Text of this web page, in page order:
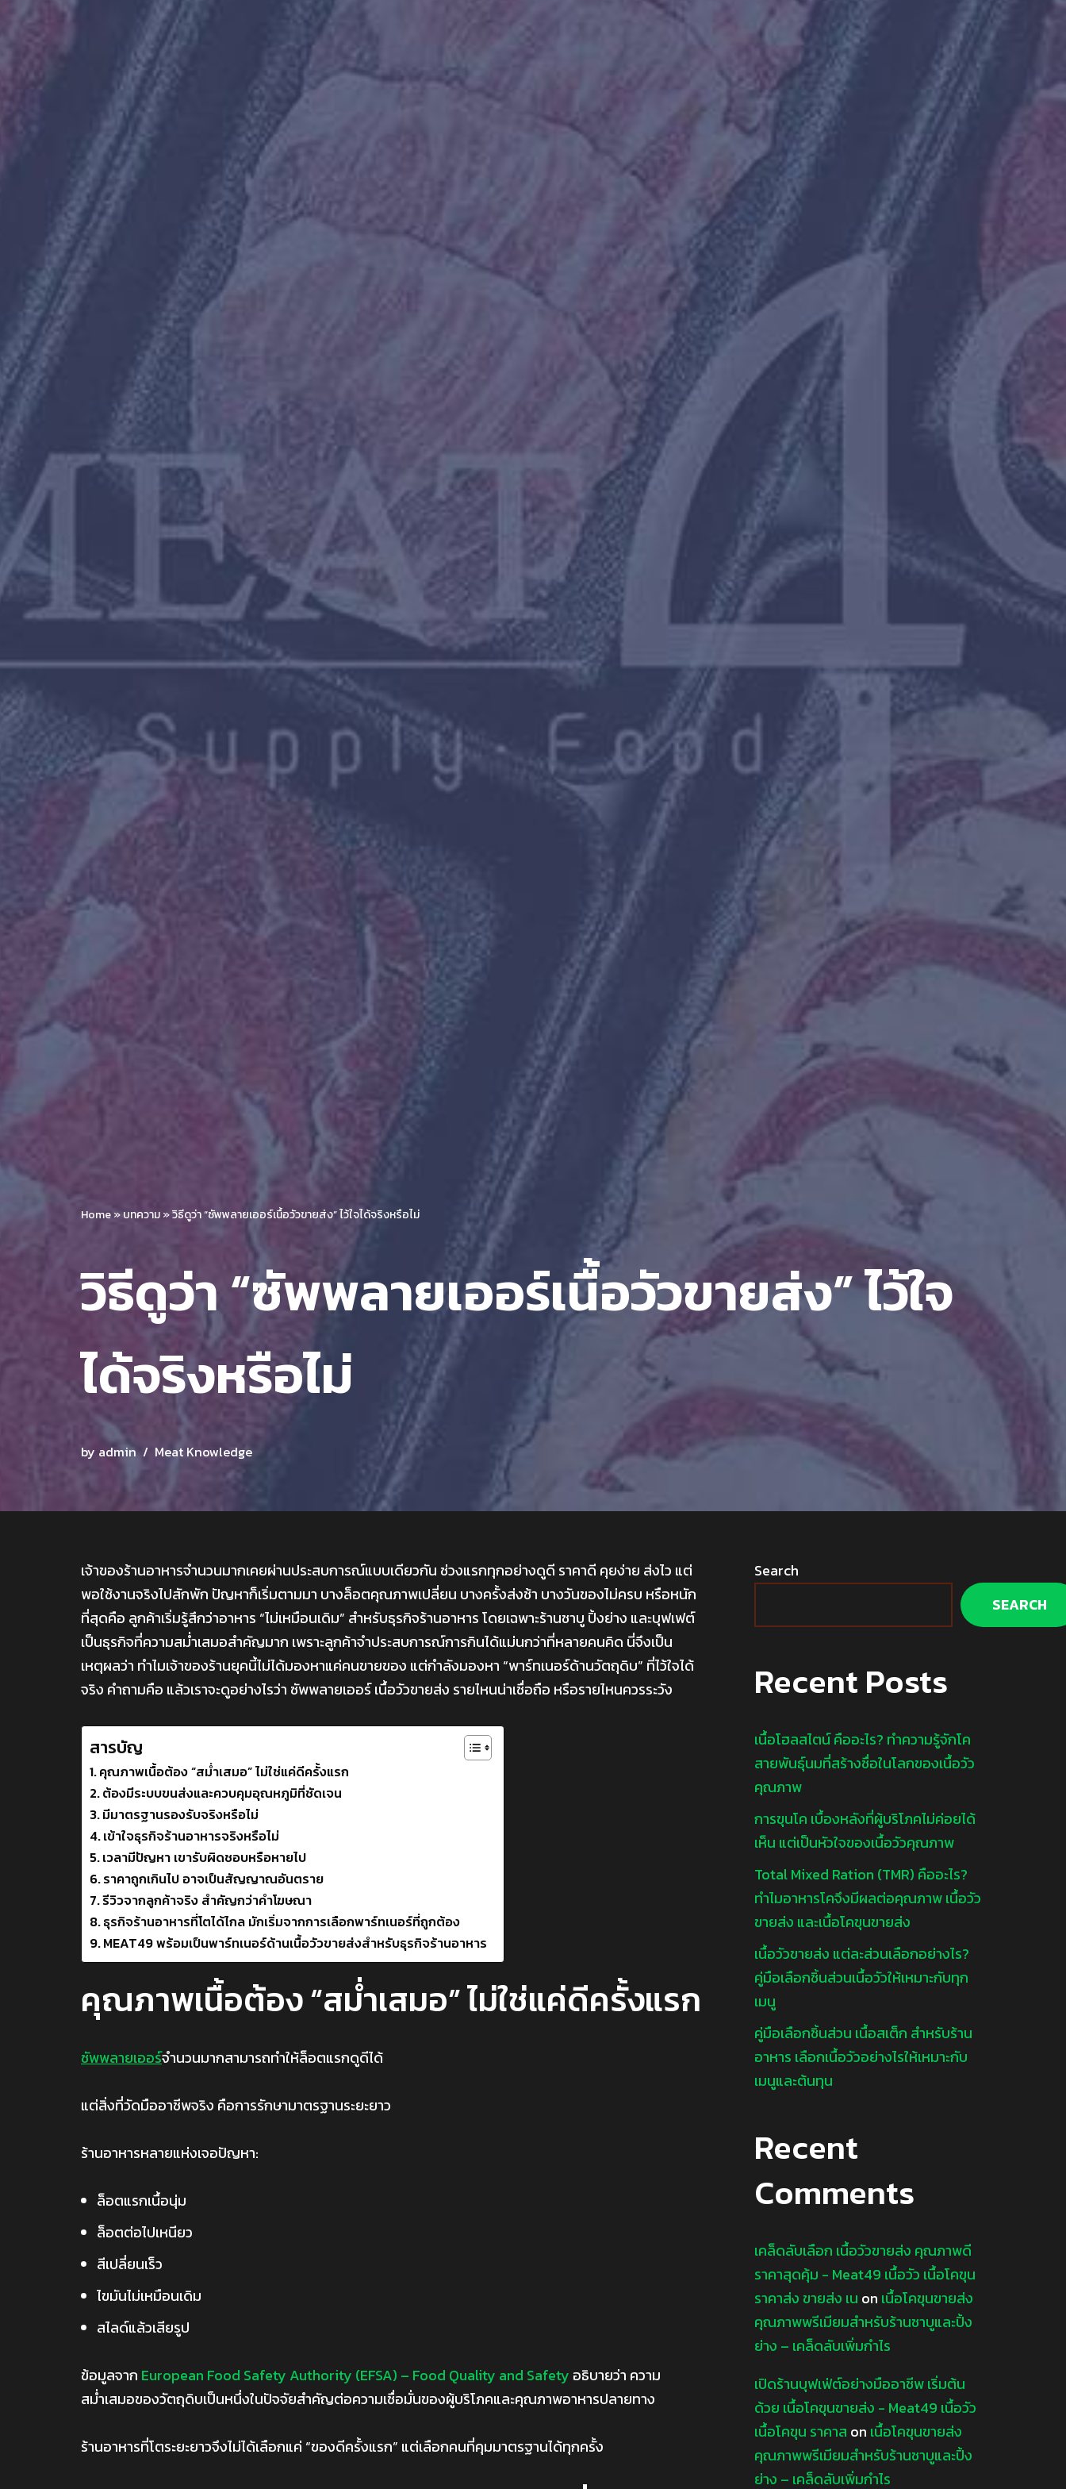
Home»บทความ»วิธีดูว่า “ซัพพลายเออร์เนื้อวัวขายส่ง” ไว้ใจได้จริงหรือไม่
วิธีดูว่า “ซัพพลายเออร์เนื้อวัวขายส่ง” ไว้ใจ
ได้จริงหรือไม่
by admin Meat Knowledge
เจ้าของร้านอาหารจำนวนมากเคยผ่านประสบการณ์แบบเดียวกัน ช่วงแรกทุกอย่างดูดี ราคาดี คุยง่าย ส่งไว แต่
พอใช้งานจริงไปสักพัก ปัญหาก็เริ่มตามมา บางล็อตคุณภาพเปลี่ยน บางครั้งส่งช้า บางวันของไม่ครบ หรือหนัก
ที่สุดคือ ลูกค้าเริ่มรู้สึกว่าอาหาร “ไม่เหมือนเดิม” สำหรับธุรกิจร้านอาหาร โดยเฉพาะร้านชาบู ปิ้งย่าง และบุฟเฟต์
เป็นธุรกิจที่ความสม่ำเสมอสำคัญมาก เพราะลูกค้าจำประสบการณ์การกินได้แม่นกว่าที่หลายคนคิด นี่จึงเป็น
เหตุผลว่า ทำไมเจ้าของร้านยุคนี้ไม่ได้มองหาแค่คนขายของ แต่กำลังมองหา “พาร์ทเนอร์ด้านวัตถุดิบ” ที่ไว้ใจได้
จริง คำถามคือ แล้วเราจะดูอย่างไรว่า ซัพพลายเออร์ เนื้อวัวขายส่ง รายไหนน่าเชื่อถือ หรือรายไหนควรระวัง
สารบัญ
คุณภาพเนื้อต้อง “สม่ำเสมอ” ไม่ใช่แค่ดีครั้งแรก
ต้องมีระบบขนส่งและควบคุมอุณหภูมิที่ชัดเจน
มีมาตรฐานรองรับจริงหรือไม่
เข้าใจธุรกิจร้านอาหารจริงหรือไม่
เวลามีปัญหา เขารับผิดชอบหรือหายไป
ราคาถูกเกินไป อาจเป็นสัญญาณอันตราย
รีวิวจากลูกค้าจริง สำคัญกว่าคำโฆษณา
ธุรกิจร้านอาหารที่โตได้ไกล มักเริ่มจากการเลือกพาร์ทเนอร์ที่ถูกต้อง
MEAT49 พร้อมเป็นพาร์ทเนอร์ด้านเนื้อวัวขายส่งสำหรับธุรกิจร้านอาหาร
คุณภาพเนื้อต้อง “สม่ำเสมอ” ไม่ใช่แค่ดีครั้งแรก
ซัพพลายเออร์จำนวนมากสามารถทำให้ล็อตแรกดูดีได้
แต่สิ่งที่วัดมืออาชีพจริง คือการรักษามาตรฐานระยะยาว
ร้านอาหารหลายแห่งเจอปัญหา:
ล็อตแรกเนื้อนุ่ม
ล็อตต่อไปเหนียว
สีเปลี่ยนเร็ว
ไขมันไม่เหมือนเดิม
สไลด์แล้วเสียรูป
ข้อมูลจาก European Food Safety Authority (EFSA) – Food Quality and Safety อธิบายว่า ความ
สม่ำเสมอของวัตถุดิบเป็นหนึ่งในปัจจัยสำคัญต่อความเชื่อมั่นของผู้บริโภคและคุณภาพอาหารปลายทาง
ร้านอาหารที่โตระยะยาวจึงไม่ได้เลือกแค่ “ของดีครั้งแรก” แต่เลือกคนที่คุมมาตรฐานได้ทุกครั้ง
Search
SEARCH
Recent Posts
เนื้อโฮลสไตน์ คืออะไร? ทำความรู้จักโค
สายพันธุ์นมที่สร้างชื่อในโลกของเนื้อวัว
คุณภาพ
การขุนโค เบื้องหลังที่ผู้บริโภคไม่ค่อยได้
เห็น แต่เป็นหัวใจของเนื้อวัวคุณภาพ
Total Mixed Ration (TMR) คืออะไร?
ทำไมอาหารโคจึงมีผลต่อคุณภาพ เนื้อวัว
ขายส่ง และเนื้อโคขุนขายส่ง
เนื้อวัวขายส่ง แต่ละส่วนเลือกอย่างไร?
คู่มือเลือกชิ้นส่วนเนื้อวัวให้เหมาะกับทุก
เมนู
คู่มือเลือกชิ้นส่วน เนื้อสเต็ก สำหรับร้าน
อาหาร เลือกเนื้อวัวอย่างไรให้เหมาะกับ
เมนูและต้นทุน
Recent
Comments
เคล็ดลับเลือก เนื้อวัวขายส่ง คุณภาพดี
ราคาสุดคุ้ม - Meat49 เนื้อวัว เนื้อโคขุน
ราคาส่ง ขายส่ง เน on เนื้อโคขุนขายส่ง
คุณภาพพรีเมียมสำหรับร้านชาบูและปิ้ง
ย่าง – เคล็ดลับเพิ่มกำไร
เปิดร้านบุฟเฟ่ต์อย่างมืออาชีพ เริ่มต้น
ด้วย เนื้อโคขุนขายส่ง - Meat49 เนื้อวัว
เนื้อโคขุน ราคาส on เนื้อโคขุนขายส่ง
คุณภาพพรีเมียมสำหรับร้านชาบูและปิ้ง
ย่าง – เคล็ดลับเพิ่มกำไร